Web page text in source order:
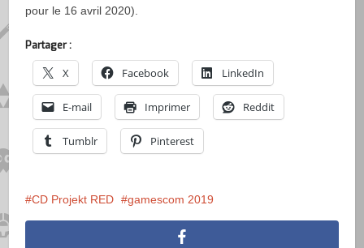
pour le 16 avril 2020).
Partager :
X Facebook LinkedIn
E-mail Imprimer Reddit
Tumblr Pinterest
CD Projekt RED gamescom 2019